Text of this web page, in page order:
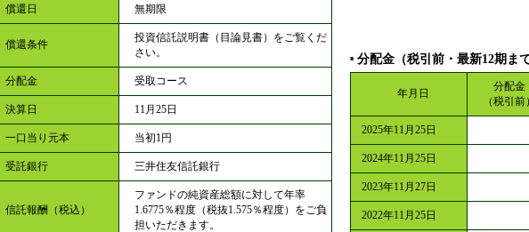
償還日 無期限
償還条件
投資信託説明書（目論見書）をご覧くだ
さい。
分配金 受取コース
決算日 11月25日
一口当り元本 当初1円
受託銀行 三井住友信託銀行
信託報酬（税込）
ファンドの純資産総額に対して年率
1.6775％程度（税抜1.575％程度）をご負
担いただきます。
■分配金（税引前・最新12期まで
年月日
分配金
（税引前）
2025年11月25日
2024年11月25日
2023年11月27日
2022年11月25日